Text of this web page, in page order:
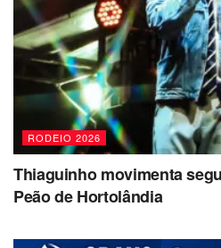
RODEIO 2026
Thiaguinho movimenta
Peão de Hortolândia